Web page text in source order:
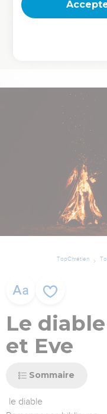
TopChrétien
Le
et Eve
Sommaire
le diable